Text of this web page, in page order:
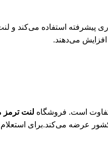
پیشرفته استفاده می‌کند و
است. فروشگاه لنت ترمز
عرضه می‌کند.برای